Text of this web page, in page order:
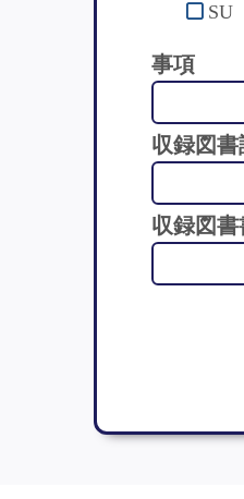
SU
事項
収録図
収録図